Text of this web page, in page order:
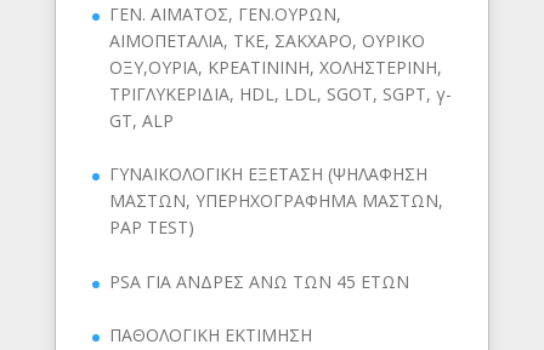
ΓΕΝ. ΑΙΜΑΤΟΣ, ΓΕΝ.ΟΥΡΩΝ,
ΑΙΜΟΠΕΤΑΛΙΑ, ΤΚΕ, ΣΑΚΧΑΡΟ, ΟΥΡΙΚΟ
ΟΞΥ,ΟΥΡΙΑ, ΚΡΕΑΤΙΝΙΝΗ, ΧΟΛΗΣΤΕΡΙΝΗ,
ΤΡΙΓΛΥΚΕΡΙΔΙΑ, HDL, LDL, SGOT, SGPT, γ-
GT, ALP
ΓΥΝΑΙΚΟΛΟΓΙΚΗ ΕΞΕΤΑΣΗ (ΨΗΛΑΦΗΣΗ
ΜΑΣΤΩΝ, ΥΠΕΡΗΧΟΓΡΑΦΗΜΑ ΜΑΣΤΩΝ,
PAP TEST)
PSA ΓΙΑ ΑΝΔΡΕΣ ΑΝΩ ΤΩΝ 45 ΕΤΩΝ
ΠΑΘΟΛΟΓΙΚΗ ΕΚΤΙΜΗΣΗ